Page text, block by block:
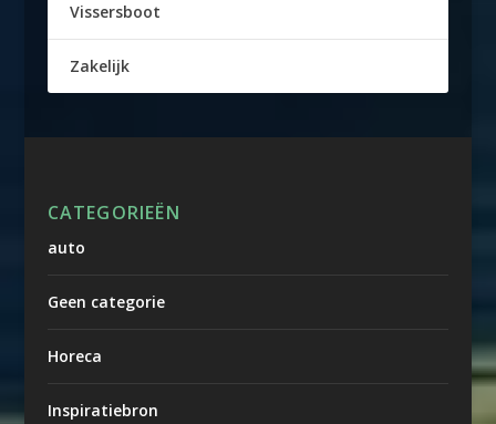
Vissersboot
Zakelijk
CATEGORIEËN
auto
Geen categorie
Horeca
Inspiratiebron